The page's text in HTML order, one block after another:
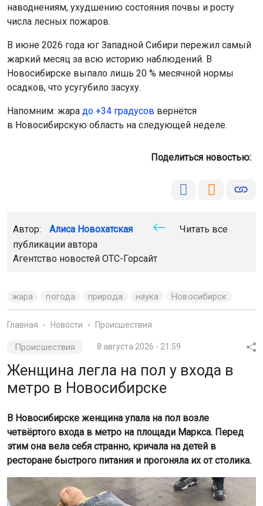
наводнениям, ухудшению состояния почвы и росту
числа лесных пожаров.
В июне 2026 года юг Западной Сибири пережил самый
жаркий месяц за всю историю наблюдений. В
Новосибирске выпало лишь 20 % месячной нормы
осадков, что усугубило засуху.
Напомним: жара до +34 градусов вернётся
в Новосибирскую область на следующей неделе.
Поделиться новостью:
Автор: Алиса Новохатская
Читать все
публикации автора
Агентство новостей ОТС-Горсайт
жара погода природа наука Новосибирск
Главная Новости Происшествия
Происшествия 8 августа 2026 - 21:59
Женщина легла на пол у входа в
метро в Новосибирске
В Новосибирске женщина упала на пол возле
четвёртого входа в метро на площади Маркса. Перед
этим она вела себя странно, кричала на детей в
ресторане быстрого питания и прогоняла их от столика.